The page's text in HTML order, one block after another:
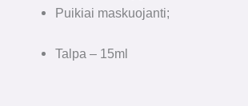
Puikiai maskuojanti;
Talpa – 15ml